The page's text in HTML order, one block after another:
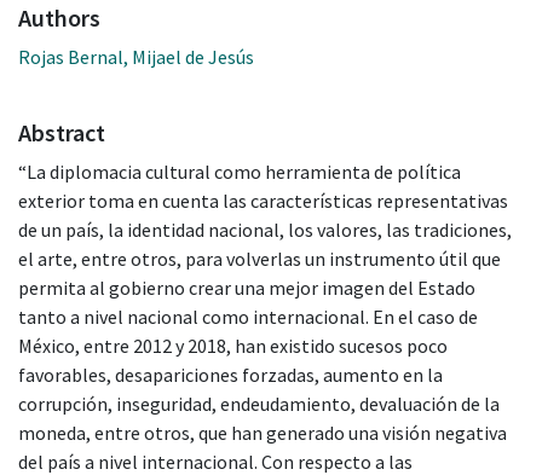
Authors
Rojas Bernal, Mijael de Jesús
Abstract
“La diplomacia cultural como herramienta de política
exterior toma en cuenta las características representativas
de un país, la identidad nacional, los valores, las tradiciones,
el arte, entre otros, para volverlas un instrumento útil que
permita al gobierno crear una mejor imagen del Estado
tanto a nivel nacional como internacional. En el caso de
México, entre 2012 y 2018, han existido sucesos poco
favorables, desapariciones forzadas, aumento en la
corrupción, inseguridad, endeudamiento, devaluación de la
moneda, entre otros, que han generado una visión negativa
del país a nivel internacional. Con respecto a las